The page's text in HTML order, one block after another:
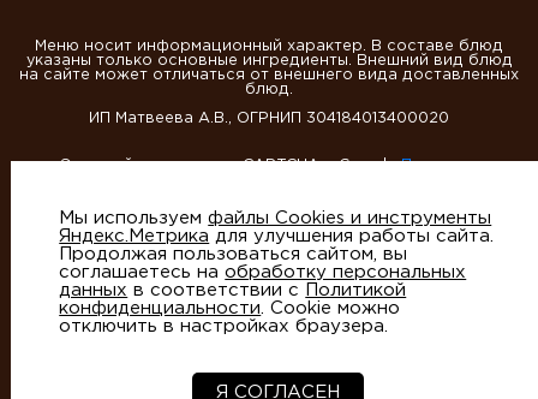
Меню носит информационный характер. В составе блюд
указаны только основные ингредиенты. Внешний вид блюд
на сайте может отличаться от внешнего вида доставленных
блюд.
ИП Матвеева А.В., ОГРНИП 304184013400020
Этот сайт защищен reCAPTCHA и GoogleПолитика
Создание сайтов- студия Артико
Мы используемфайлы Cookies и инструменты
Яндекс.Метрика для улучшения работы сайта.
Продолжая пользоваться сайтом, вы
соглашаетесь наобработку персональных
данных в соответствии с
Политикой
конфиденциальности . Cookie можно
отключить в настройках браузера.
Я СОГЛАСЕН